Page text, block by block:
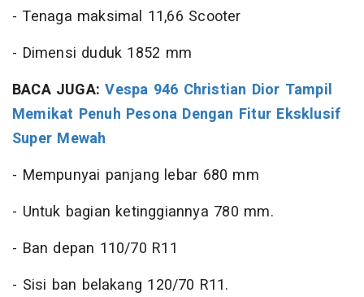
- Tenaga maksimal 11,66 Scooter
- Dimensi duduk 1852 mm
BACA JUGA:Vespa 946 Christian Dior Tampil
Memikat Penuh Pesona Dengan Fitur Eksklusif
Super Mewah
- Mempunyai panjang lebar 680 mm
- Untuk bagian ketinggiannya 780 mm.
- Ban depan 110/70 R11
- Sisi ban belakang 120/70 R11.